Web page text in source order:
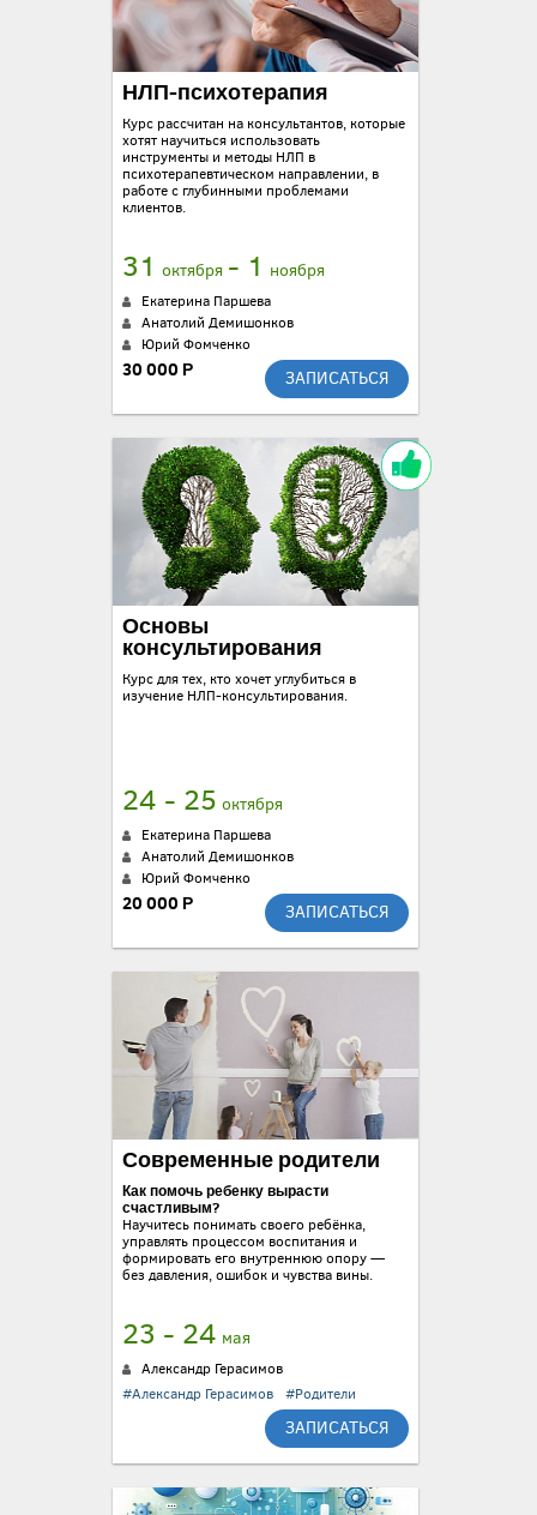
НЛП-психотерапия
Курс рассчитан на консультантов, которые
хотят научиться использовать
инструменты и методы НЛП в
психотерапевтическом направлении, в
работе с глубинными проблемами
клиентов.
31 октября - 1 ноября
Екатерина Паршева
Анатолий Демишонков
Юрий Фомченко
30 000 Р ЗАПИСАТЬСЯ
Основы
консультирования
Курс для тех, кто хочет углубиться в
изучение НЛП-консультирования.
24 - 25 октября
Екатерина Паршева
Анатолий Демишонков
Юрий Фомченко
20 000 Р ЗАПИСАТЬСЯ
Современные родители
Как помочь ребенку вырасти
счастливым?
Научитесь понимать своего ребёнка,
управлять процессом воспитания и
формировать его внутреннюю опору —
без давления, ошибок и чувства вины.
23 - 24 мая
Александр Герасимов
#Александр Герасимов
#Родители
ЗАПИСАТЬСЯ